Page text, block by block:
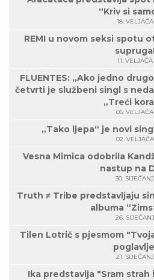
“Kriv si
18. VELJAČA
REMI u novom seksi spotu
11. VELJAČA
FLUENTES: „Ako jedno
četvrti je službeni singl s
„Treći
05. VELJAČA
„Tako ljepa“ je novi
02. VELJAČA
Vesna Mimica odobrila
nastup na
30. SIJEČANJ
Truth ≠ Tribe predstavljaju
albuma
26. SIJEČANJ
Tilen Lotrič s pjesmom
21. SIJEČANJ
Ika predstavlja "Sram